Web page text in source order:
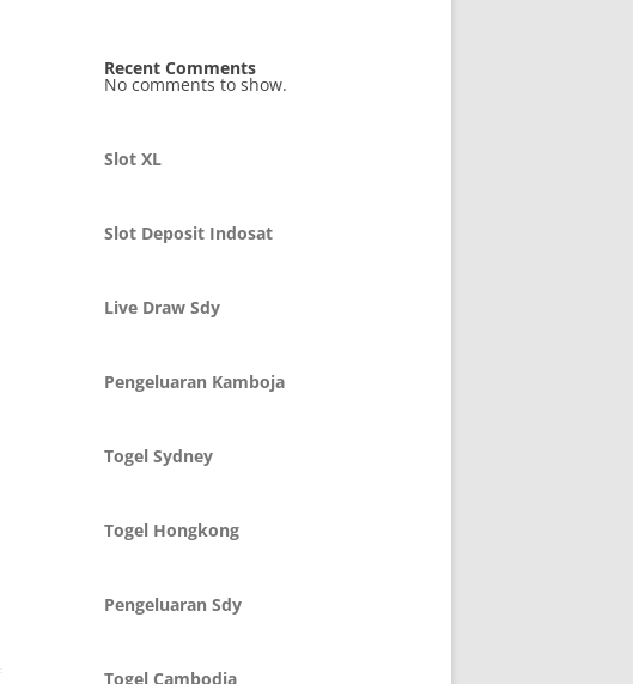
Recent Comments
No comments to show.
Slot XL
Slot Deposit Indosat
Live Draw Sdy
Pengeluaran Kamboja
Togel Sydney
Togel Hongkong
Pengeluaran Sdy
Togel Cambodia